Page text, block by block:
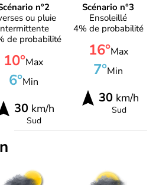
n°2
ou pluie
de probabilité
10°Max
6°Min
30km/h
Sud
Scénario n°3
Ensoleillé
4% de probabilité
16°Max
7°Min
30 km/h
Sud